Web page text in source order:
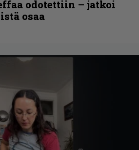
odotettiin – jatkoi
osaa